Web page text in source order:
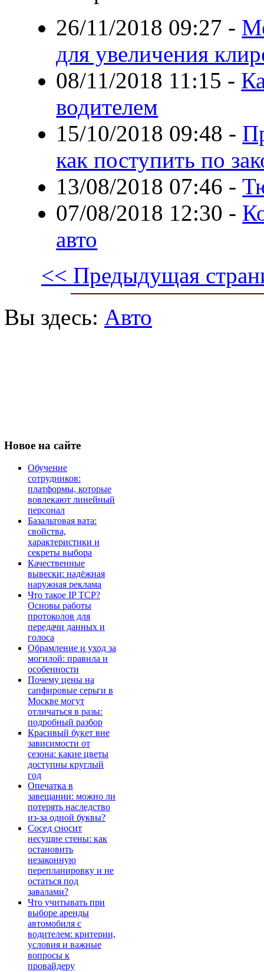
26/11/2018 09:27 -
для увеличения
08/11/2018 11:15 -
водителем
15/10/2018 09:48 -
как поступить по
13/08/2018 07:46 -
07/08/2018 12:30 -
авто
<< Предыдущая
Вы здесь: Авто
Новое на сайте
Обучение
сотрудников:
платформы, которые
вовлекают линейный
персонал
Базальтовая вата:
свойства,
характеристики и
секреты выбора
Качественные
вывески: надёжная
наружная реклама
Что такое IP TCP?
Основы работы
протоколов для
передачи данных и
голоса
Обрамление и уход за
могилой: правила и
особенности
Почему цены на
сапфировые серьги в
Москве могут
отличаться в разы:
подробный разбор
Красивый букет вне
зависимости от
сезона: какие цветы
доступны круглый
год
Опечатка в
завещании: можно ли
потерять наследство
из-за одной буквы?
Сосед сносит
несущие стены: как
остановить
незаконную
перепланировку и не
остаться под
завалами?
Что учитывать при
выборе аренды
автомобиля с
водителем: критерии,
условия и важные
вопросы к
провайдеру